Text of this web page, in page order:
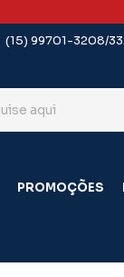
(15) 99701-3208/
PROMOÇÕES